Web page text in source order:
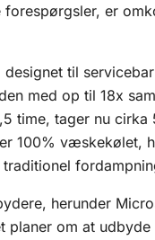
forespørgsler, er
designet til
med op til 18x
time, tager nu cirka
100% væskekølet,
traditionel
herunder
planer om at udbyde